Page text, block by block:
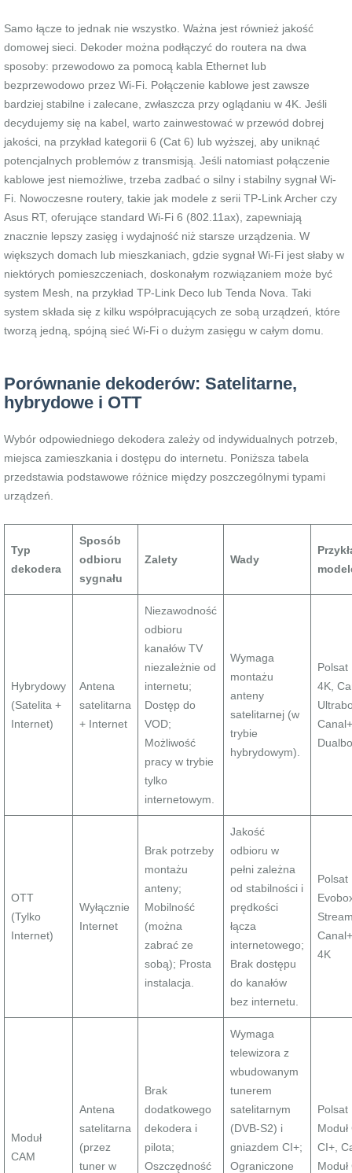
Samo łącze to jednak nie wszystko. Ważna jest również jakość
domowej sieci. Dekoder można podłączyć do routera na dwa
sposoby: przewodowo za pomocą kabla Ethernet lub
bezprzewodowo przez Wi-Fi. Połączenie kablowe jest zawsze
bardziej stabilne i zalecane, zwłaszcza przy oglądaniu w 4K. Jeśli
decydujemy się na kabel, warto zainwestować w przewód dobrej
jakości, na przykład kategorii 6 (Cat 6) lub wyższej, aby uniknąć
potencjalnych problemów z transmisją. Jeśli natomiast połączenie
kablowe jest niemożliwe, trzeba zadbać o silny i stabilny sygnał Wi-
Fi. Nowoczesne routery, takie jak modele z serii TP-Link Archer czy
Asus RT, oferujące standard Wi-Fi 6 (802.11ax), zapewniają
znacznie lepszy zasięg i wydajność niż starsze urządzenia. W
większych domach lub mieszkaniach, gdzie sygnał Wi-Fi jest słaby w
niektórych pomieszczeniach, doskonałym rozwiązaniem może być
system Mesh, na przykład TP-Link Deco lub Tenda Nova. Taki
system składa się z kilku współpracujących ze sobą urządzeń, które
tworzą jedną, spójną sieć Wi-Fi o dużym zasięgu w całym domu.
Porównanie dekoderów: Satelitarne,
hybrydowe i OTT
Wybór odpowiedniego dekodera zależy od indywidualnych potrzeb,
miejsca zamieszkania i dostępu do internetu. Poniższa tabela
przedstawia podstawowe różnice między poszczególnymi typami
urządzeń.
Typ
dekodera
Sposób
odbioru
sygnału
Zalety Wady
Hybrydowy
(Satelita +
Internet)
Antena
satelitarna
+ Internet
Niezawodność
odbioru
kanałów TV
niezależnie od
internetu;
Dostęp do
VOD;
Możliwość
pracy w trybie
tylko
internetowym.
Wymaga
montażu
anteny
satelitarnej (w
trybie
hybrydowym).
Polsat
4K,
Canal+
OTT
(Tylko
Internet)
Wyłącznie
Internet
Brak potrzeby
montażu
anteny;
Mobilność
(można
zabrać ze
sobą); Prosta
instalacja.
Jakość
odbioru w
pełni zależna
od stabilności i
prędkości
łącza
internetowego;
Brak dostępu
do kanałów
bez internetu.
Polsat
4K
Moduł
CAM
Antena
satelitarna
(przez
tuner w
Brak
dodatkowego
dekodera i
pilota;
Oszczędność
Wymaga
telewizora z
wbudowanym
tunerem
satelitarnym
(DVB-S2) i
gniazdem CI+;
Ograniczone
Polsat
CI+,